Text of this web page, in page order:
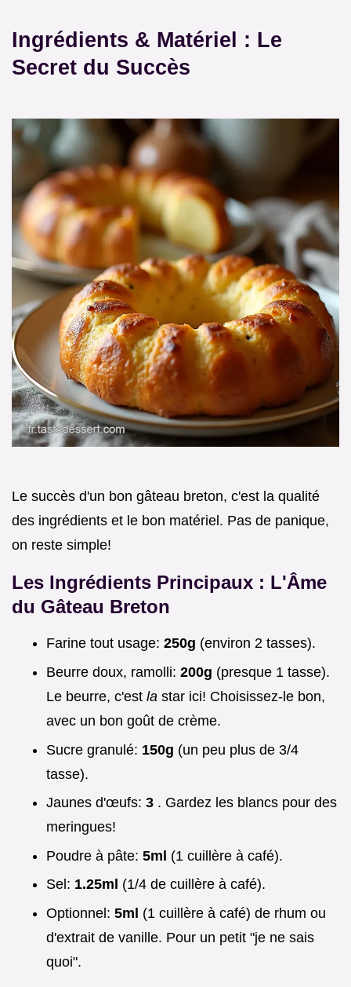
Ingrédients & Matériel : Le
Secret du Succès
Le succès d'un bon gâteau breton, c'est la qualité
des ingrédients et le bon matériel. Pas de panique,
on reste simple!
Les Ingrédients Principaux : L'Âme
du Gâteau Breton
Farine tout usage: 250g (environ 2 tasses).
Beurre doux, ramolli: 200g (presque 1 tasse).
Le beurre, c'est la star ici! Choisissez-le bon,
avec un bon goût de crème.
Sucre granulé: 150g (un peu plus de 3/4
tasse).
Jaunes d'œufs: 3 . Gardez les blancs pour des
meringues!
Poudre à pâte: 5ml (1 cuillère à café).
Sel: 1.25ml (1/4 de cuillère à café).
Optionnel: 5ml (1 cuillère à café) de rhum ou
d'extrait de vanille. Pour un petit "je ne sais
quoi".